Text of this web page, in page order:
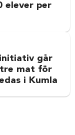
elever per
går
mat för
i Kumla